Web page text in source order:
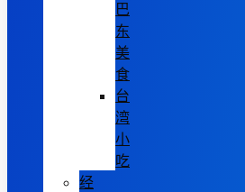
巴
东
美
食
台
湾
小
吃
经